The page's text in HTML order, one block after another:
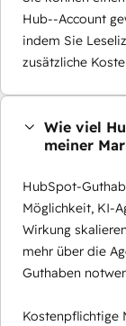
Hub--Account
indem Sie
zusätzliche
Wie viel
meiner
HubSpot-
Möglichkeit, KI-
Wirkung
mehr über die
Guthaben
Kostenpflichtige